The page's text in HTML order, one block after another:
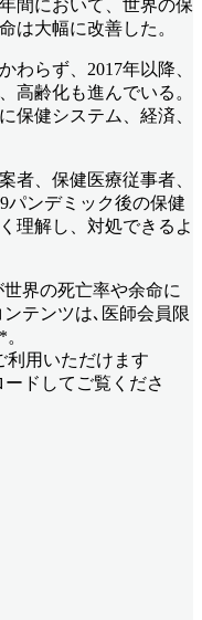
間において、世界の保
は大幅に改善した。
わらず、2017年以降、
高齢化も進んでいる。
保健システム、経済、
者、保健医療従事者、
パンデミック後の保健
理解し、対処できるよ
界の死亡率や余命に
テンツは､医師会員限
利用いただけます
ドしてご覧くださ